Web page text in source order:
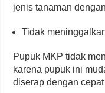
jenis tanaman
Tidak
Pupuk MKP tidak
karena pupuk ini
diserap dengan